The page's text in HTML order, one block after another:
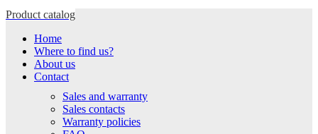
Product catalog
Home
Where to find us?
About us
Contact
Sales and warranty
Sales contacts
Warranty policies